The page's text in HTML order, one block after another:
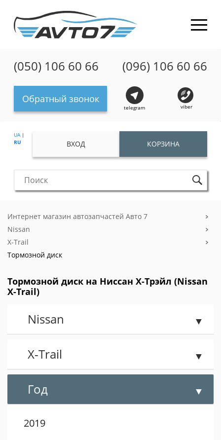
(050) 106 60 66 (096) 106 60 66
Обратный звонок
telegram viber
UA|
RU
ВХОД КОРЗИНА
Интернет магазин автозапчастей Авто 7
Nissan
X-Trail
Тормозной диск
Тормозной диск на Ниссан X-Трэйл (Nissan
X-Trail)
Nissan
X-Trail
Год
2019